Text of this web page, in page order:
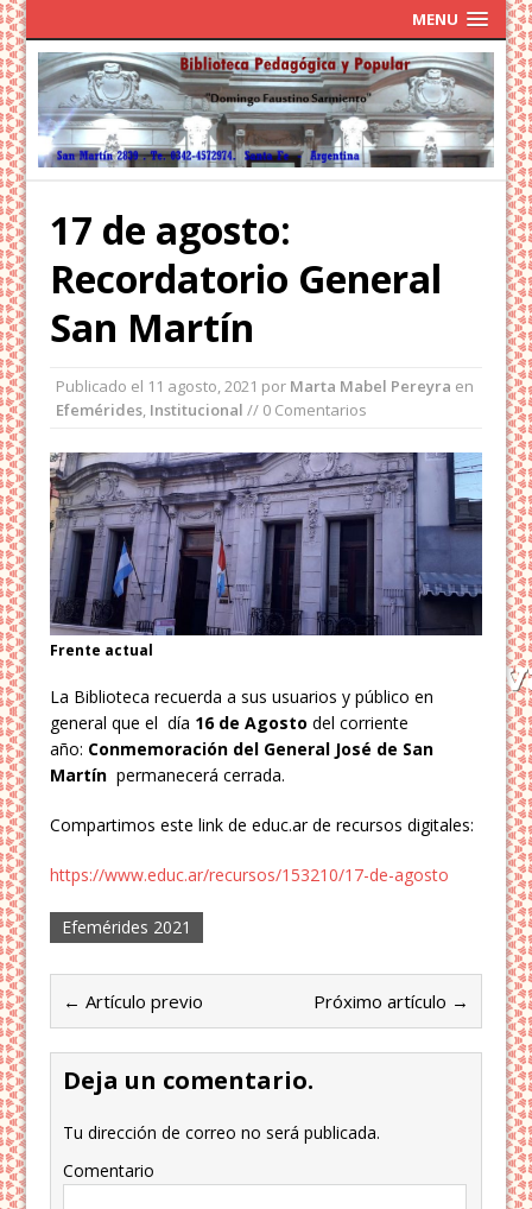
MENU
17 de agosto:
Recordatorio General
San Martín
Publicado el 11 agosto, 2021 por Marta Mabel Pereyra en
Efemérides Institucional // 0 Comentarios
Frente actual
La Biblioteca recuerda a sus usuarios y público en
general que el día 16 de Agostodel corriente
año: Conmemoración del General José de San
Martín permanecerá cerrada.
Compartimos este link de educ.ar de recursos digitales:
https://www.educ.ar/recursos/153210/17-de-agosto
Efemérides 2021
← Artículo previo Próximo artículo →
Deja un comentario.
Tu dirección de correo no será publicada.
Comentario